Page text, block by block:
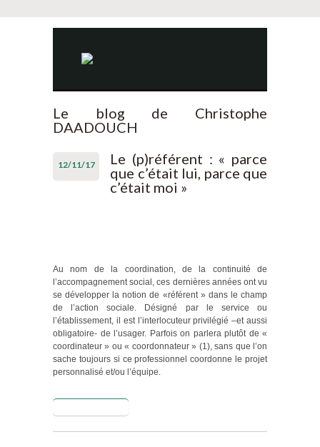
Le blog de Christophe
DAADOUCH
12/11/17
Le (p)référent : « parce
que c’était lui, parce que
c’était moi »
Au nom de la coordination, de la continuité de
l’accompagnement social, ces dernières années ont vu
se développer la notion de «référent » dans le champ
de l’action sociale. Désigné par le service ou
l’établissement, il est l’interlocuteur privilégié –et aussi
obligatoire- de l’usager. Parfois on parlera plutôt de «
coordinateur » ou « coordonnateur » (1), sans que l’on
sache toujours si ce professionnel coordonne le projet
personnalisé et/ou l’équipe.